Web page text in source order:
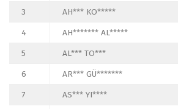
3
AH*** KO*****
4
AH******* AL*****
5
AL*** TO***
6
AR*** GÜ*******
7
AS*** YI****